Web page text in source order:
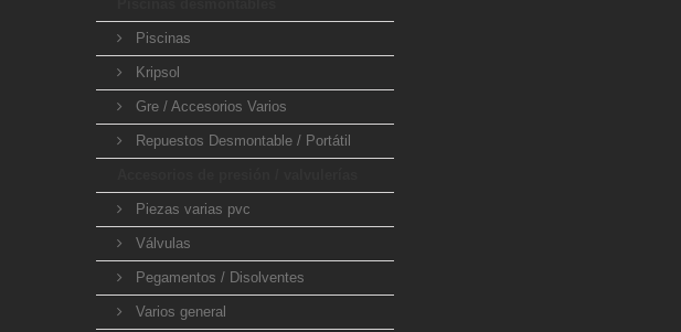
Piscinas
Kripsol
Gre / Accesorios Varios
Repuestos Desmontable / Portátil
Piezas varias pvc
Válvulas
Pegamentos / Disolventes
Varios general